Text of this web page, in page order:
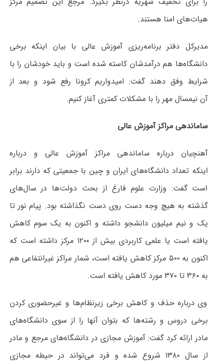
هیات‌های امنا هستند.
مدیرکل دفتر برنامه‌ریزی آموزش عالی با بیان اینکه برخی
دانشگاه‌ها هم درآمدشان کاسته شده است و باید خودشان را با
شرایط وفق دهند گفت: امیدواریم کرونا رفع شود و بعد از
آن نیمسال مهر را با مشکلات کمتری آغاز کنیم.
ساماندهی مراکز آموزش عالی
آهنچیان درباره ساماندهی مراکز آموزش عالی و درباره
اینکه تعداد دانشگاه‌های ایران و چین با جمعیتی که دارند برابر
است گفت: وزارت علوم فارغ از بحث دولت‌ها در سال‌های
گذشته به هیچ وجه دست روی دست نگذاشته بود. پیام نور تا
یک و نیم میلیون دانشجو داشته و اکنون به یک سوم کاهش
یافته است یا علمی کاربردی بیش از ۱۲۰۰ مرکز داشته است که
اکنون به ۵۰۰ مرکز کاهش یافته است، شمار مراکز غیرانتفاعی هم
به ۳۶۰ تا ۳۷۰ مورد کاهش یافته است.
وی درباره حذف و کاهش برخی زیرنظام‌ها و غیرحضوری کردن
برخی دروس و رشته‌ها که بتوان آنها را از سوی دانشگاه‌های
مادر ارائه کرد گفت: آموزش مجازی در دانشگاه‌های مرجع و مادر
از سال ۱۳۸۰ شروع شده و فرد می‌تواند در حیطه مجازی